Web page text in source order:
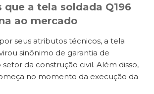
que a tela soldada Q196
ao mercado
seus atributos técnicos, a tela
sinônimo de garantia de
da construção civil. Além disso,
no momento da execução da